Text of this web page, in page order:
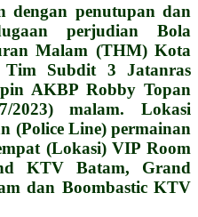
dengan penutupan dan
perjudian Bola
Malam (THM) Kota
Subdit 3 Jatanras
AKBP Robby Topan
2023) malam. Lokasi
(Police Line) permainan
(Lokasi) VIP Room
KTV Batam, Grand
dan Boombastic KTV